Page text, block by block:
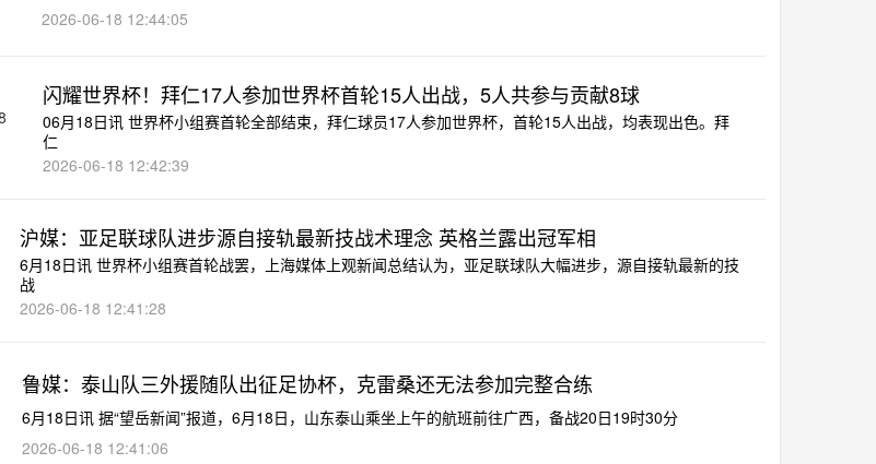
2026-06-18 12:44:05
闪耀世界杯！拜仁17人参加世界杯首轮15人出战，5人共参与贡献8球
06月18日讯 世界杯小组赛首轮全部结束，拜仁球员17人参加世界杯，首轮15人出战，均表现出色。拜
仁
2026-06-18 12:42:39
沪媒：亚足联球队进步源自接轨最新技战术理念 英格兰露出冠军相
6月18日讯 世界杯小组赛首轮战罢，上海媒体上观新闻总结认为，亚足联球队大幅进步，源自接轨最新的技
战
2026-06-18 12:41:28
鲁媒：泰山队三外援随队出征足协杯，克雷桑还无法参加完整合练
6月18日讯 据“望岳新闻”报道，6月18日，山东泰山乘坐上午的航班前往广西，备战20日19时30分
2026-06-18 12:41:06